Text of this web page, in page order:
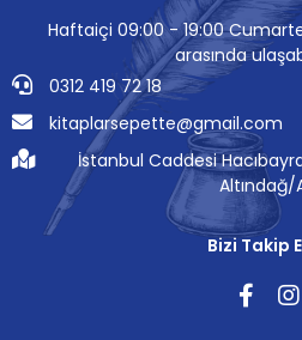
Haftaiçi 09:00 - 19:00
arasında
0312 419 72 18
kitaplarsepette@gmail.com
İstanbul Caddesi
Altındağ/
Bizi Takip